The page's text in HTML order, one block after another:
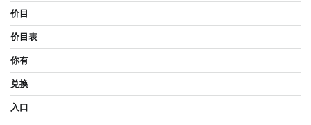
价目
价目表
你有
兑换
入口